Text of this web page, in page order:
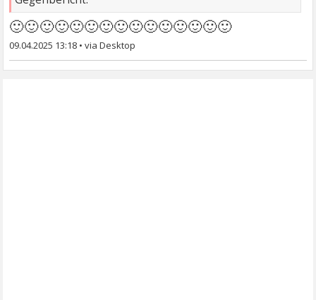
🙂🙂🙂🙂🙂🙂🙂🙂🙂🙂🙂🙂🙂🙂🙂
09.04.2025 13:18 •